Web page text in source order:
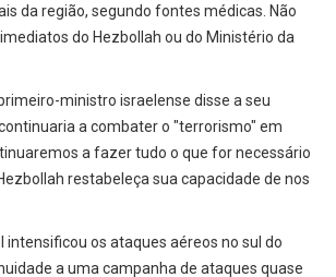
da região, segundo fontes médicas. Não
do Hezbollah ou do Ministério da
ministro israelense disse a seu
a combater o "terrorismo" em
a fazer tudo o que for necessário
restabeleça sua capacidade de nos
intensificou os ataques aéreos no sul do
a uma campanha de ataques quase